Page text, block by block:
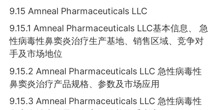
9.15 Amneal Pharmaceuticals LLC
9.15.1 Amneal Pharmaceuticals LLC基本信息、 急
性病毒性鼻窦炎治疗生产基地、销售区域、竞争对
手及市场地位
9.15.2 Amneal Pharmaceuticals LLC 急性病毒性
鼻窦炎治疗产品规格、参数及市场应用
9.15.3 Amneal Pharmaceuticals LLC 急性病毒性